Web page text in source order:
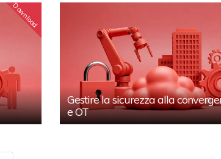
Download
Gestire la sicurezza alla
e OT